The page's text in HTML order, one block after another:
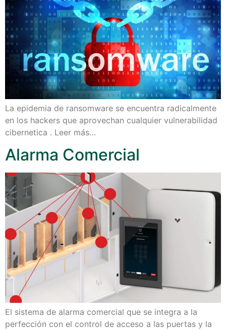
La epidemia de ransomware se encuentra radicalmente
en los hackers que aprovechan cualquier vulnerabilidad
cibernetica . Leer más…
Alarma Comercial
El sistema de alarma comercial que se integra a la
perfección con el control de acceso a las puertas y la